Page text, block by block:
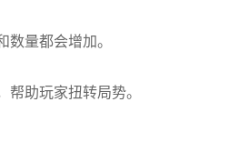
量都会增加。
助玩家扭转局势。